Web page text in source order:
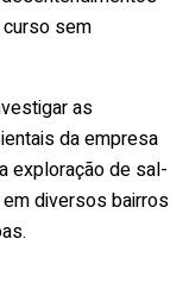
sem
as
da empresa
exploração de sal-
diversos bairros